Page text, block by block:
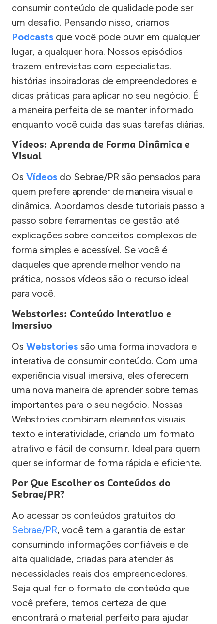
consumir conteúdo de qualidade pode ser
um desafio. Pensando nisso, criamos
Podcasts que você pode ouvir em qualquer
lugar, a qualquer hora. Nossos episódios
trazem entrevistas com especialistas,
histórias inspiradoras de empreendedores e
dicas práticas para aplicar no seu negócio. É
a maneira perfeita de se manter informado
enquanto você cuida das suas tarefas diárias.
Vídeos: Aprenda de Forma Dinâmica e
Visual
Os Vídeos do Sebrae/PR são pensados para
quem prefere aprender de maneira visual e
dinâmica. Abordamos desde tutoriais passo a
passo sobre ferramentas de gestão até
explicações sobre conceitos complexos de
forma simples e acessível. Se você é
daqueles que aprende melhor vendo na
prática, nossos vídeos são o recurso ideal
para você.
Webstories: Conteúdo Interativo e
Imersivo
Os Webstories são uma forma inovadora e
interativa de consumir conteúdo. Com uma
experiência visual imersiva, eles oferecem
uma nova maneira de aprender sobre temas
importantes para o seu negócio. Nossas
Webstories combinam elementos visuais,
texto e interatividade, criando um formato
atrativo e fácil de consumir. Ideal para quem
quer se informar de forma rápida e eficiente.
Por Que Escolher os Conteúdos do
Sebrae/PR?
Ao acessar os conteúdos gratuitos do
Sebrae/PR, você tem a garantia de estar
consumindo informações confiáveis e de
alta qualidade, criadas para atender às
necessidades reais dos empreendedores.
Seja qual for o formato de conteúdo que
você prefere, temos certeza de que
encontrará o material perfeito para ajudar